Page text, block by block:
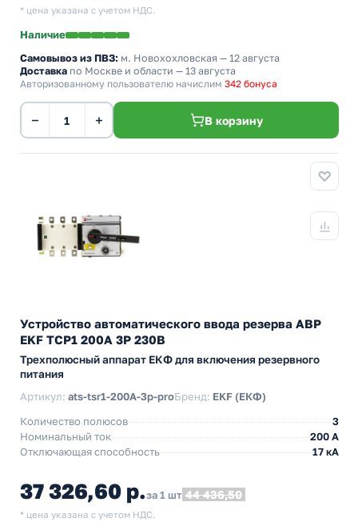
* цена указана с учетом НДС.
Наличие
Самовывоз из ПВЗ: м. Новохохловская — 12 августа
Доставка по Москве и области — 13 августа
Авторизованному пользователю начислим 342 бонуса
− + В корзину
Устройство автоматического ввода резерва АВР
EKF ТСР1 200А 3Р 230В
Трехполюсный аппарат ЕКФ для включения резервного
питания
Артикул: ats-tsr1-200A-3p-proБренд: EKF (ЕКФ)
Количество полюсов
3
Номинальный ток
200 А
Отключающая способность
17 кА
37 326,60 р.за 1 шт 44 436,50
* цена указана с учетом НДС.